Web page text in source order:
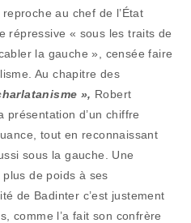
au chef de l’État
répressive « sous les traits de
la gauche », censée faire
Au chapitre des
», Robert
présentation d’un chiffre
tout en reconnaissant
sous la gauche. Une
de poids à ses
de Badinter c’est justement
comme l’a fait son confrère